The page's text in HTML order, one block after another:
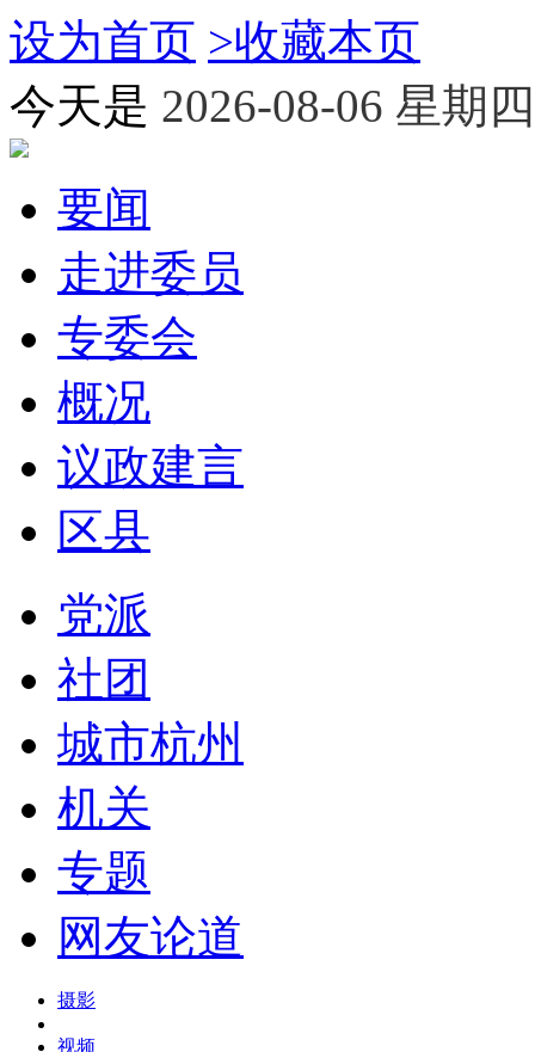
设为首页 >收藏本页
今天是 2026-08-06 星期四
要闻
走进委员
专委会
概况
议政建言
区县
党派
社团
城市杭州
机关
专题
网友论道
摄影
视频